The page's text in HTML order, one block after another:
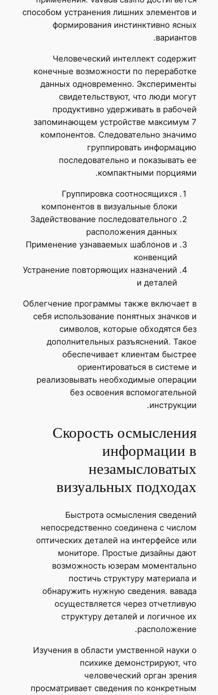
способом устранения лишних элементов и
формирования инстинктивно ясных
вариантов.
Человеческий интеллект содержит
конечные возможности по переработке
данных одновременно. Эксперименты
свидетельствуют, что люди могут
продуктивно удерживать в рабочей
запоминающем устройстве максимум 7
компонентов. Следовательно значимо
группировать информацию
последовательно и показывать ее
компактными порциями.
Группировка соотносящихся
компонентов в визуальные блоки
Задействование последовательного
расположения данных
Применение узнаваемых шаблонов и
конвенций
Устранение повторяющих назначений
и деталей
Облегчение программы также включает в
себя использование понятных значков и
символов, которые обходятся без
дополнительных разъяснений. Такое
обеспечивает клиентам быстрее
ориентироваться в системе и
реализовывать необходимые операции
без освоения вспомогательной
инструкции.
Скорость осмысления
информации в
незамысловатых
визуальных подходах
Быстрота осмысления сведений
непосредственно соединена с числом
оптических деталей на интерфейсе или
мониторе. Простые дизайны дают
возможность юзерам моментально
постичь структуру материала и
обнаружить нужную сведения. вавада
осуществляется через отчетливую
структуру деталей и логичное их
расположение.
Изучения в области умственной науки о
психике демонстрируют, что
человеческий орган зрения
просматривает сведения по конкретным